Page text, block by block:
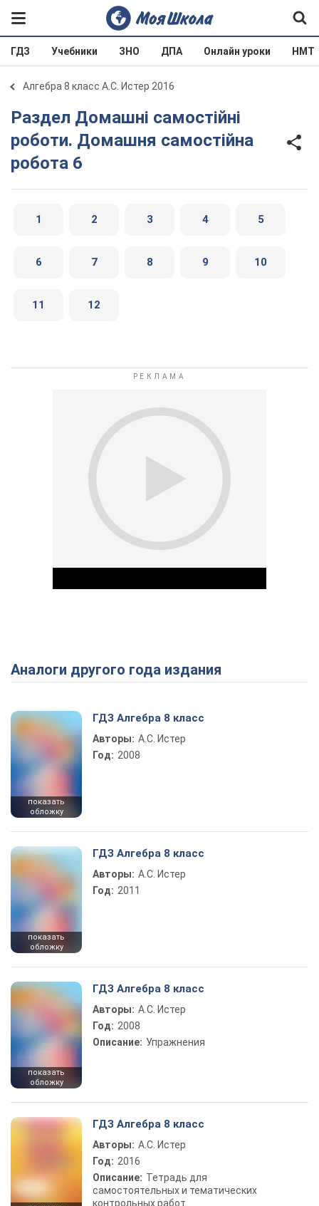
ГДЗ Учебники ЗНО ДПА Онлайн уроки НМТ
Алгебра 8 класс А.С. Истер 2016
Раздел Домашні самостійні
роботи. Домашня самостійна
робота 6
1 2 3 4 5
6 7 8 9 10
11 12
Play Video
Аналоги другого года издания
показать
обложку
ГДЗ Алгебра 8 класс
Авторы: А.С. Истер
Год: 2008
показать
обложку
ГДЗ Алгебра 8 класс
Авторы: А.С. Истер
Год: 2011
показать
обложку
ГДЗ Алгебра 8 класс
Авторы: А.С. Истер
Год: 2008
Описание: Упражнения
ГДЗ Алгебра 8 класс
Авторы: А.С. Истер
Год: 2016
Описание: Тетрадь для
самостоятельных и тематических
контрольных работ